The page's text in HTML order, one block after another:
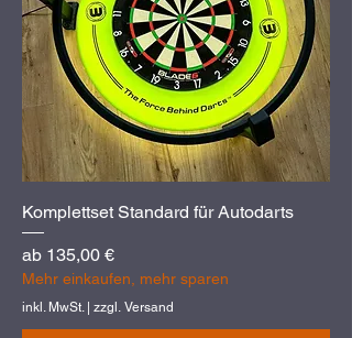
Komplettset Standard für Autodarts
ab 135,00 €
Sale-Preis
Mehr einkaufen, mehr sparen
inkl. MwSt. | zzgl. Versand